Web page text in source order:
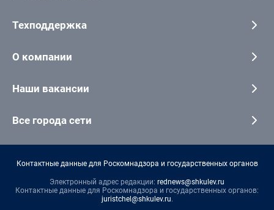
Техподдержка
О компании
Наши вакансии
Все города сети
Контактные данные для Роскомнадзора и государственных органов
Электронный адрес редакции: rednews@shkulev.ru
Контактные данные для Роскомнадзора и государственных органов:
juristchel@shkulev.ru.